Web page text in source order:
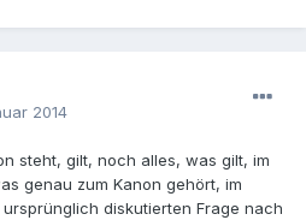
2014
steht, gilt, noch alles, was gilt, im
genau zum Kanon gehört, im
diskutierten Frage nach